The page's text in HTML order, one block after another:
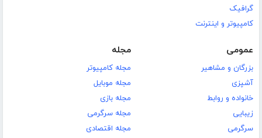
گرافیک
کامپیوتر و اینترنت
عمومی
بزرگان و مشاهیر
آشپزی
خانواده و روابط
زیبایی
سرگرمی
مجله
مجله کامپیوتر
مجله موبایل
مجله بازی
مجله سرگرمی
مجله اقتصادی